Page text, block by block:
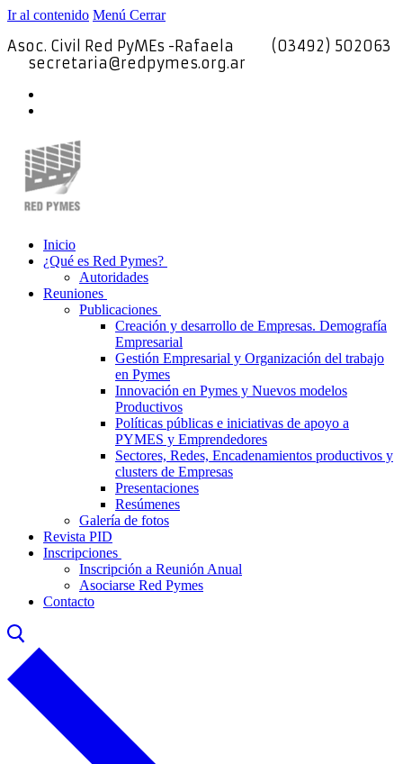
Ir al contenido Menú Cerrar
Asoc. Civil Red PyMEs -Rafaela
(03492) 502063
secretaria@redpymes.org.ar
Inicio
¿Qué es Red Pymes?
Autoridades
Reuniones
Publicaciones
Creación y desarrollo de Empresas. Demografía
Empresarial
Gestión Empresarial y Organización del trabajo
en Pymes
Innovación en Pymes y Nuevos modelos
Productivos
Políticas públicas e iniciativas de apoyo a
PYMES y Emprendedores
Sectores, Redes, Encadenamientos productivos y
clusters de Empresas
Presentaciones
Resúmenes
Galería de fotos
Revista PID
Inscripciones
Inscripción a Reunión Anual
Asociarse Red Pymes
Contacto